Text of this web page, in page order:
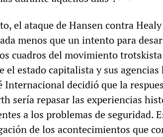
el ataque de Hansen contra
menos que un intento para
cuadros del movimiento
el estado capitalista y sus
Internacional decidió que la
sería repasar las experiencias
a los problemas de seguridad.
de los acontecimientos que